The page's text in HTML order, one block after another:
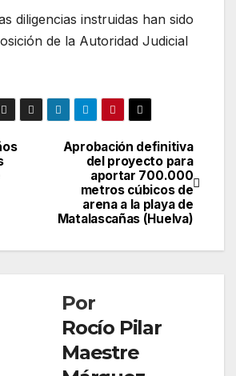
diligencias instruidas han sido
de la Autoridad Judicial
Aprobación definitiva
del proyecto para
aportar 700.000
metros cúbicos de
arena a la playa de
Matalascañas (Huelva)
Por
Rocío Pilar
Maestre